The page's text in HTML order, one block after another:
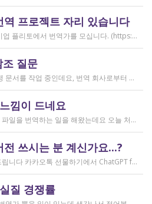
작성일
2026.04.04
역 프로젝트 자리 있습니다
코스닥 상장된 AI 언어 데이터 기업 플리토에서 번역가를 모십니다. (https://startups.koraia.org/company/297) • 번역할 내용: 일상 대화, 일반 문장 중심의 단문 데이터 (전문지식 불필요) • 참여 프로젝트: 단문 번역(Human Translation) • 모집 언어쌍: 한국어 <> 다국어 • 목적: AI 학습용 데이터셋 구축 • 근무 형태: 재택 근무(학생, 프리랜서 번역가 환영) • 근무방법: Flitto 플랫폼 또는 엑셀 파일을 이용하여 작업 진행 - 파일 1개당 약 9,800단어 (언어쌍별 상이) - 파일 단위로 작업하며 1개만 참여도 가능 (이후 추가 참여 선택 가능) - 파일 1개 번역에 약 3~4일 데드라인 부여 - 파일 1개 번역 시 약 180,000원 ~ 386,000원 수준 (언어쌍별 상이) - 정산은 월 1회 지급 (플리토 정산 기준) - 프로젝트 기간: 약 1~3개월 (자율 참여) ★작업 단가: 한국어 → 스페인어: 9,800단어, 38.4원/단어, 파일 1개 완료 시 약 376,800원 스페인어 → 한국어: 9,800단어, 33.8원/단어, 파일 1개 완료 시 약 331,000원 한국어 → 러시아어: 9,800단어, 26.1원/단어, 파일 1개 완료 시 약 255,000원 한국어 → 중국어(간체): 9,800단어, 23.0원/단어, 파일 1개 완료 시 약 225,000원 중국어(간체) → 한국어: 16,800글자, 18.4원/글자, 파일 1개 완료 시 약 309,000원 한국어 → 중국어(번체): 9,800단어, 26.1원/단어, 파일 1개 완료 시 약 255,000원 중국어(번체) → 한국어: 16,800글자, 23.0원/글자, 파일 1개 완료 시 약 386,000원 한국어 → 베트남어: 9,800단어, 18.4원/단어, 파일 1개 완료 시 약 180,000원 베트남어 → 한국어: 9,800단어, 23.0원/단어, 파일 1개 완료 시 약 225,000원 *실제 업무시 수령 금액은 단가 및 작업량에 따라 위 금액과 차이가 있을 수 있습니다. *플리토 플랫폼(작업 툴) 작업 시 상응하는 포인트로 단가가 지급됩니다. 다음 링크로 신청 부탁드립니다: https://form.jotform.com/253371208518456?source_channel=albamon
질문
안녕하세요. 현재 기업 행동 강령 문서를 작업 중인데요, 번역 회사로부터 메모큐 서버에서 메모큐 파일을 받았습니다. 번역회사에서 아이디와 비밀번호를 받아서 작업을 하는데 데스크탑 메모큐가 무료 버전이어서인지 이것저것 만져보다 보니(TM(만들어서 처음 해보는 문서 얼라인 시도), 라이브독스, 텀베이스등 눌러보는 행위) 밑의 사진과 같이 번역메모리 연결도 안된다고 하고 분명 어떤 파일에도 체크가 안 되어있는데 하나의 파일로만 연결 가능하다고 해서... 데스크탑 메모큐에서는 번역이 어렵다고 판단하여 그대로 이중언어 파일을 익스포트 해서 트라도스로 번역했습니다. (얼라인먼트 기능 사용해 2023년의 공식 한글 번역을 레퍼런스로 번역) 그랬더니 (메모큐에선 단순했던 코드가 트라도스에 복잡하게 나타나더라고요 아무튼 이것들을 해결하고 QA도 돌리고 나서...) 이중언어 파일을 메모큐에서 받으려다 보니 또 Free mode issue로 지원하지 않는 기능이라고 하더라고요. 그래서... 웹 메모큐를 사용해 태초부터 번역을 진행 중인데, 자동 번역으로 MT가 뜨는 걸 딸깍딸깍하고 확정 중이었는데 뭔가 이래도 되나 하는 생각이 들어서 질문하러 왔습니다. (이렇게 뜨는 걸 딸깍 확정 딸깍 확정 반복...) 클라이언트가 가이드라인을 주진 않았고 처음 파일을 줄 때 그 회사의 텀베이스가 연결된 파일을 줘서 그거 기반으로 한글 뜻이 맞으면 맞는 가이드라인이겠거니 하고 있는데 문장 부호나 말투나 뭔가 좀 기계번역의 날것을 적용하고 있다는 생각이 들어서... 이럴 땐 어떻게 해야하는지 여쭤보고 싶어요. 제가 트라도스로 번역한 세그먼트를 메모큐 타겟 세그먼트에 복붙하면 오류가 나는데 그냥 코드를 빼고 제가 트라도스에서 번역한걸 메모큐로 손수 옮겨야 할까요..!! 오늘 새벽 내내 기술 배우라는게 다른게 아니라 이걸 잘 알아두라는 말이었구나 하면서 깨달음을 얻었습니다...
낌이 드네요
여태 한 달에 한 두 번 꼴로 단일 파일을 번역하는 일을 해왔는데요 오늘 처음으로 모 회사에서 트라도스 패키지 파일로 전달하는 일을!!! 주셔서 열어봤습니다. ...너무 떨리네요 원래 타겟 세그먼트에 아무것도 없었는데, NMT나 100프로 매치로 채워져있고 그래요 맨 처음 일을 받고 돈을 받았을 때가 커리어의 시작이라고 생각했는데 몇 달 동안 그런 식으로 많으면 두 세개 정도의 일을 받다가 오늘 나름 볼륨 있는 업무를 맡게 되니까 뭔가 커리어의 [진짜_찐_시작_최종] 같고 긴장되네요 잘 해내고 싶어서 떨리고,,,,,, 잘 할 수 있을까 싶고 크아악 다들 2월에 일 잘 해내고 계신가요 여태껏 검색 기능을 사용해 눈팅만 해왔는데 산번혁 회원님들의 번역가 라이프는 어떻게 굴러가고 있는지 궁금하네요 호호호
2026.02.20
쓰시는 분 계신가요...?
그런 여러분을 위해 핫딜 알려드립니다 카카오톡 선물하기에서 ChatGPT for Kakao 쳐서 들어가 보시면 한달에 200달러짜리 프로 버전을 2만9천원에 팔고 있습니다. 이벤트 성이라서 계속 판매는 안 할 것 같고 5개 구매 제한도 있긴 하지만, 어차피 3만원씩 내고 플러스 버전 쓰시고 계시다면 같은 가격에 프로 써보는 것도 나쁘지 않을 것 같아요 ㅎㅎ 저도 혹시 사기 아닌가 긴가민가했는데 진짜 프로 버전 맞더라고요.
질 경쟁률